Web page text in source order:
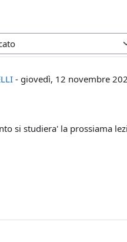
- giovedì, 12 novembre
si studiera' la prossiama